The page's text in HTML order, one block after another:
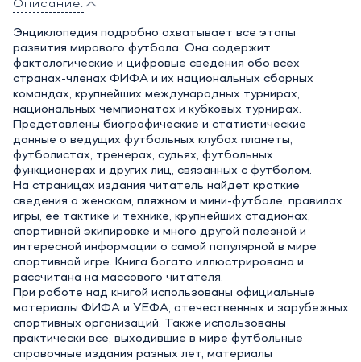
Описание:
Энциклопедия подробно охватывает все этапы
развития мирового футбола. Она содержит
фактологические и цифровые сведения обо всех
странах-членах ФИФА и их национальных сборных
командах, крупнейших международных турнирах,
национальных чемпионатах и кубковых турнирах.
Представлены биографические и статистические
данные о ведущих футбольных клубах планеты,
футболистах, тренерах, судьях, футбольных
функционерах и других лиц, связанных с футболом.
На страницах издания читатель найдет краткие
сведения о женском, пляжном и мини-футболе, правилах
игры, ее тактике и технике, крупнейших стадионах,
спортивной экипировке и много другой полезной и
интересной информации о самой популярной в мире
спортивной игре. Книга богато иллюстрирована и
рассчитана на массового читателя.
При работе над книгой использованы официальные
материалы ФИФА и УЕФА, отечественных и зарубежных
спортивных организаций. Также использованы
практически все, выходившие в мире футбольные
справочные издания разных лет, материалы